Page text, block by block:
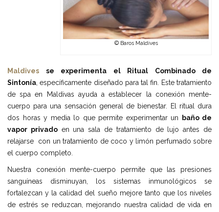
© Baros Maldives
Maldives se experimenta el Ritual Combinado de
Sintonía, específicamente diseñado para tal fin. Este tratamiento
de spa en Maldivas ayuda a establecer la conexión mente-
cuerpo para una sensación general de bienestar. El ritual dura
dos horas y media lo que permite experimentar un
baño de
vapor privadoen una sala de tratamiento de lujo antes de
relajarse con un tratamiento de coco y limón perfumado sobre
el cuerpo completo.
Nuestra conexión mente-cuerpo permite que las presiones
sanguíneas disminuyan, los sistemas inmunológicos se
fortalezcan y la calidad del sueño mejore tanto que los niveles
de estrés se reduzcan, mejorando nuestra calidad de vida en